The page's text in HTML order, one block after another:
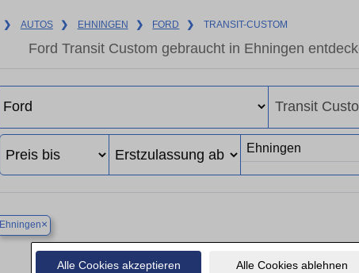
Alle Cookies akzeptieren Alle Cookies ablehnen
❯ AUTOS ❯ EHNINGEN ❯ FORD ❯ TRANSIT-CUSTOM
Ford Transit Custom gebraucht in Ehningen
Ehningen×
Finden Sie in Ehningen Ihren